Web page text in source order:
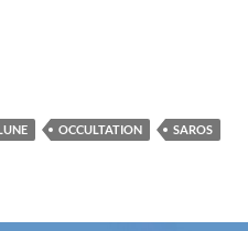
l’occultation d’Aldébaran le
OCCULTATION
SAROS